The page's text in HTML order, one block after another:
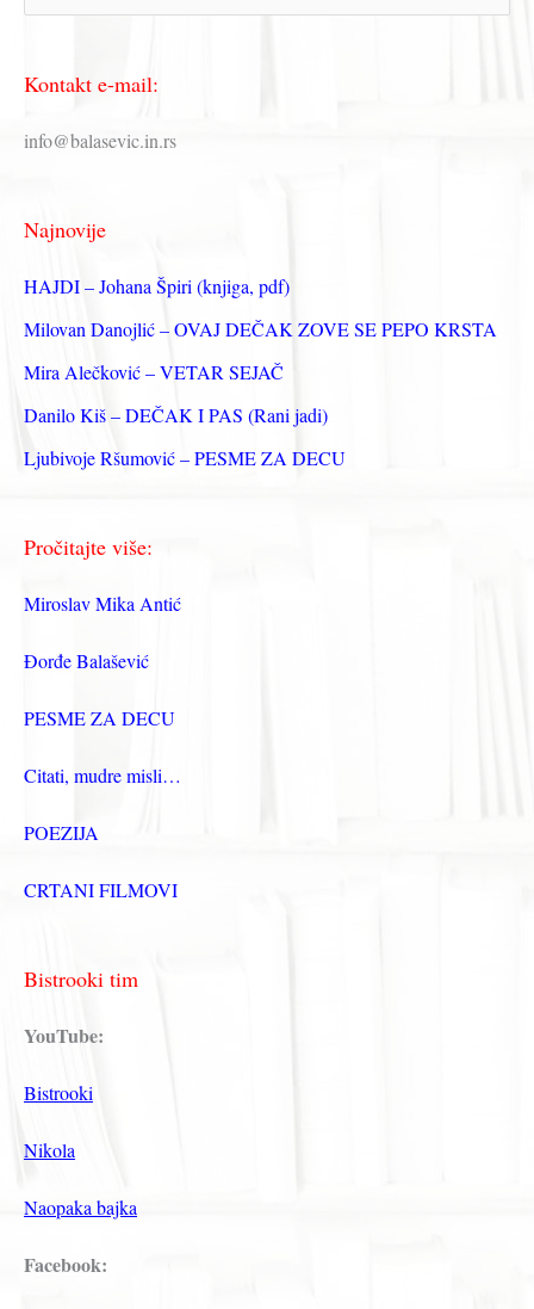
р
т
р
а
з
а
Kontakt e-mail:
info@balasevic.in.rs
Najnovije
HAJDI – Johana Špiri (knjiga, pdf)
Milovan Danojlić – OVAJ DEČAK ZOVE SE PEPO KRSTA
Mira Alečković – VETAR SEJAČ
Danilo Kiš – DEČAK I PAS (Rani jadi)
Ljubivoje Ršumović – PESME ZA DECU
Pročitajte više:
Miroslav Mika Antić
Đorđe Balašević
PESME ZA DECU
Citati, mudre misli…
POEZIJA
CRTANI FILMOVI
Bistrooki tim
YouTube:
Bistrooki
Nikola
Naopaka bajka
Facebook: